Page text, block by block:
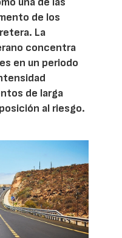
de los
La
concentra
en un periodo
de larga
al riesgo.